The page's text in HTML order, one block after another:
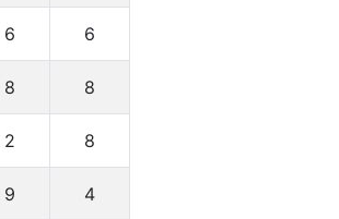
6 6
8 8
2 8
9 4